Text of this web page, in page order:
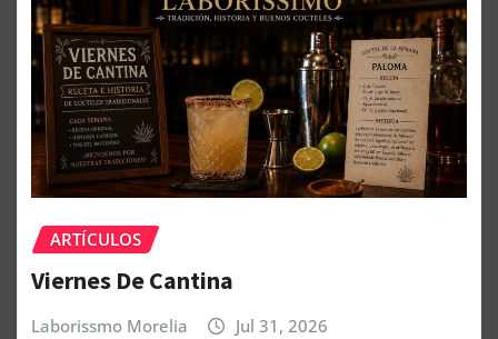
ARTÍCULOS
Viernes De Cantina
Laborissmo Morelia Jul 31, 2026